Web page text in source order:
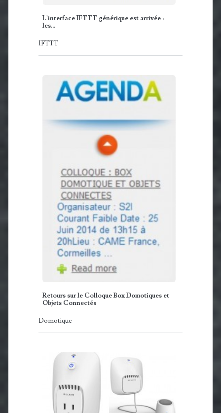
L'interface IFTTT générique est arrivée :
les…
IFTTT
Retours sur le Colloque Box Domotiques et
Objets Connectés
Domotique